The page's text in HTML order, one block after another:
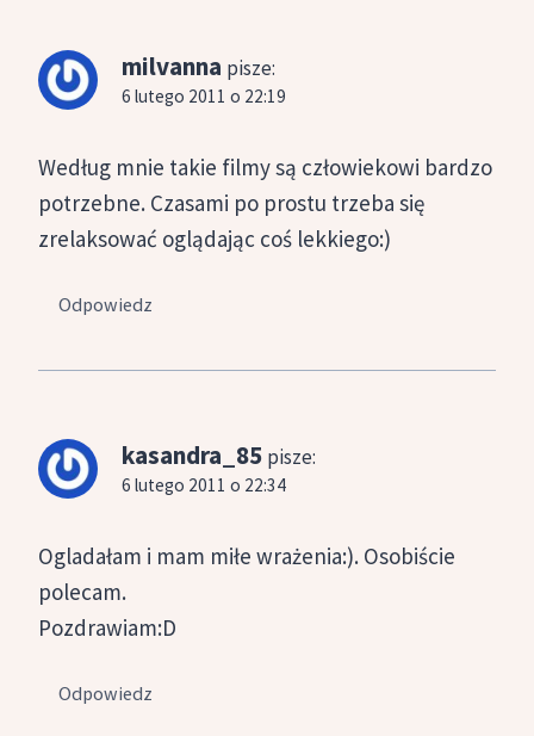
milvanna pisze:
6 lutego 2011 o 22:19
Według mnie takie filmy są człowiekowi bardzo
potrzebne. Czasami po prostu trzeba się
zrelaksować oglądając coś lekkiego:)
Odpowiedz
kasandra_85 pisze:
6 lutego 2011 o 22:34
Ogladałam i mam miłe wrażenia:). Osobiście
polecam.
Pozdrawiam:D
Odpowiedz